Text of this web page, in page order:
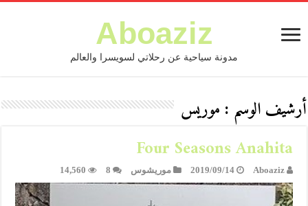
Aboaziz
مدونة سياحية عن رحلاتي لسويسرا والعالم
أرشيف الوسم : موريس
Four Seasons Anahita
Aboaziz
2019/09/14 موريشوس 8
14,560